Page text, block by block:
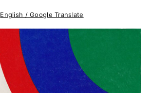
English / Google Translate